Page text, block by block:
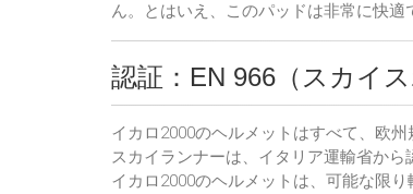
ん。とはいえ、このパッドは非常に快適
認証：EN 966（スカイ
イカロ2000のヘルメットはすべて、欧
スカイランナーは、イタリア運輸省から
イカロ2000のヘルメットは、可能な限